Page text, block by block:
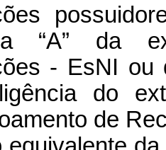
“A” da
- EsNI ou
do
de